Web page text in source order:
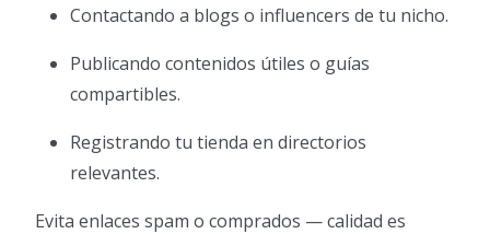
Contactando a blogs o influencers de tu nicho.
Publicando contenidos útiles o guías
compartibles.
Registrando tu tienda en directorios
relevantes.
Evita enlaces spam o comprados — calidad es